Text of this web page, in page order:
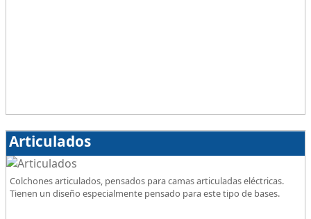
Articulados
Colchones articulados, pensados para camas articuladas eléctricas.
Tienen un diseño especialmente pensado para este tipo de bases.